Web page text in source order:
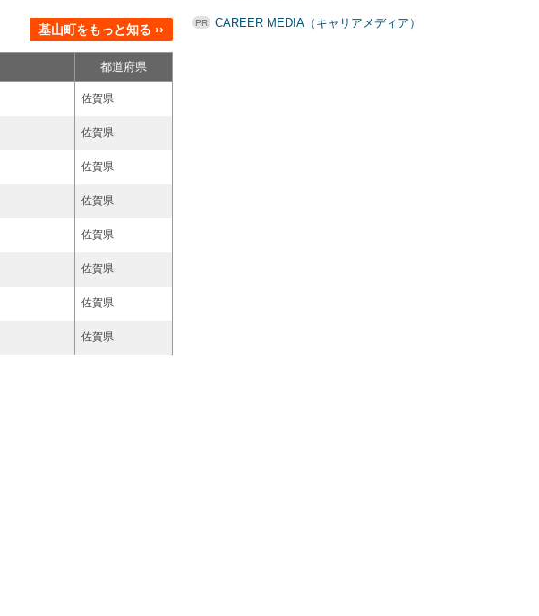
基山町をもっと知る ››
都道府県
佐賀県
佐賀県
佐賀県
佐賀県
佐賀県
佐賀県
佐賀県
佐賀県
CAREER MEDIA（キャリアメディア）